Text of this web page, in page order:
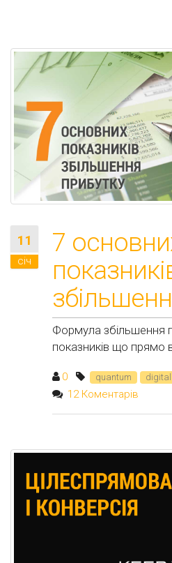
11
січ
7
Формула збільшення
показників що прямо
0 quantum digital
12 Коментарів